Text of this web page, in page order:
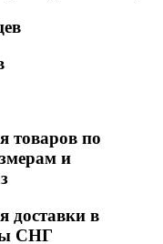
товаров по
и
доставки в
СНГ